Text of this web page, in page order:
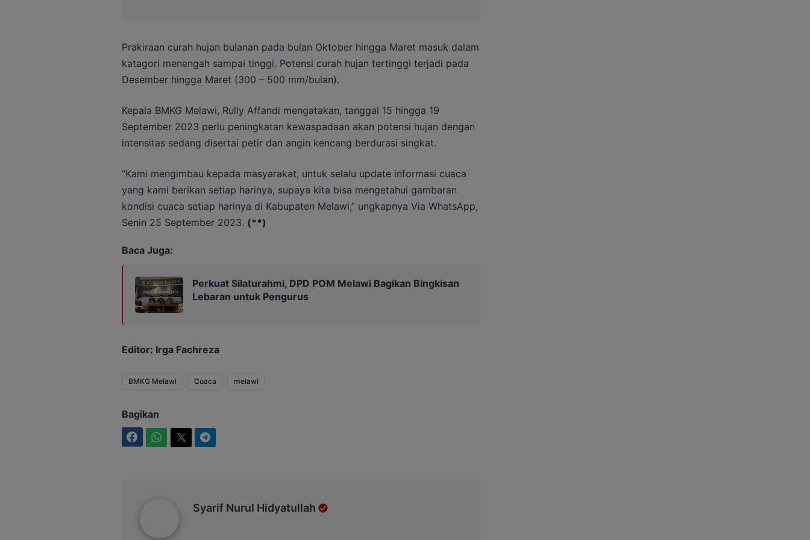
Prakiraan curah hujan bulanan pada bulan Oktober hingga Maret masuk dalam
katagori menengah sampai tinggi. Potensi curah hujan tertinggi terjadi pada
Desember hingga Maret (300 – 500 mm/bulan).
Kepala BMKG Melawi, Rully Affandi mengatakan, tanggal 15 hingga 19
September 2023 perlu peningkatan kewaspadaan akan potensi hujan dengan
intensitas sedang disertai petir dan angin kencang berdurasi singkat.
“Kami mengimbau kepada masyarakat, untuk selalu update informasi cuaca
yang kami berikan setiap harinya, supaya kita bisa mengetahui gambaran
kondisi cuaca setiap harinya di Kabupaten Melawi,” ungkapnya Via WhatsApp,
Senin 25 September 2023. (**)
Baca Juga:
Perkuat Silaturahmi, DPD POM Melawi Bagikan Bingkisan
Lebaran untuk Pengurus
Editor: Irga Fachreza
BMKG Melawi Cuaca melawi
Bagikan
Syarif Nurul Hidyatullah